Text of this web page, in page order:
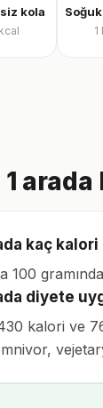
kola
kcal 1
arada
kaç
100
diyete
kalori ve